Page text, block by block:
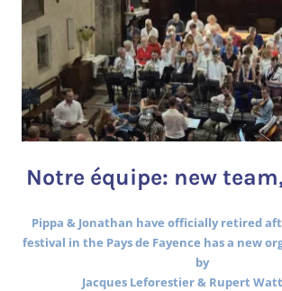
Notre équipe: new
Pippa & Jonathan have officially retired
festival in the Pays de Fayence has a new
by
Jacques Leforestier & Rupert